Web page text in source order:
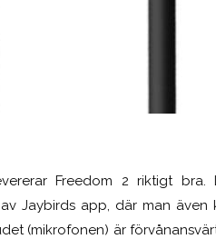
Freedom 2 riktigt
Jaybirds app, där man även
(mikrofonen) är